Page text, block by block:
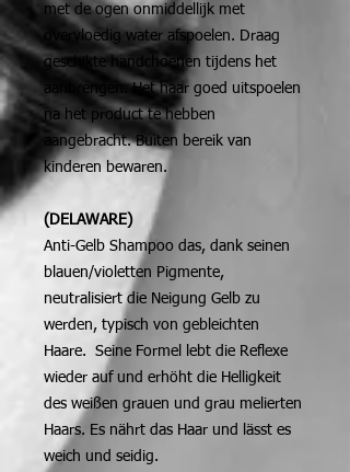
met de ogen onmiddellijk met
overvloedig water afspoelen. Draag
geschikte handchoenen tijdens het
aanbrengen. Het haar goed uitspoelen
na het product te hebben
aangebracht. Buiten bereik van
kinderen bewaren.
(DELAWARE)
Anti-Gelb Shampoo das, dank seinen
blauen/violetten Pigmente,
neutralisiert die Neigung Gelb zu
werden, typisch von gebleichten
Haare. Seine Formel lebt die Reflexe
wieder auf und erhöht die Helligkeit
des weißen grauen und grau melierten
Haars. Es nährt das Haar und lässt es
weich und seidig.